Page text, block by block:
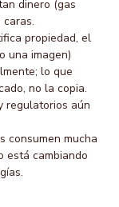
dinero (gas
caras.
propiedad, el
una imagen)
lo que
no la copia.
regulatorios aún
consumen mucha
está cambiando